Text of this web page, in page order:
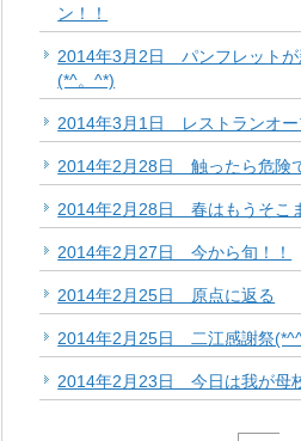
ン！！
2014年3月2日 パンフレットが
(*^。^*)
2014年3月1日 レストランオー
2014年2月28日 触ったら危険
2014年2月28日 春はもうそこ
2014年2月27日 今から旬！！
2014年2月25日 原点に返る
2014年2月25日 二江感謝祭
2014年2月23日 今日は我が母